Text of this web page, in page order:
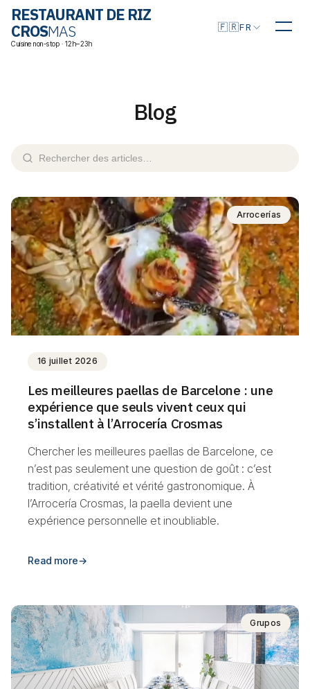
RESTAURANT DE RIZ
CROSMAS
Cuisine non-stop · 12h–23h
Choisir la langue
🇫🇷FR
Blog
Arrocerías
16 juillet 2026
Les meilleures paellas de Barcelone : une
expérience que seuls vivent ceux qui
s’installent à l’Arrocería Crosmas
Chercher les meilleures paellas de Barcelone, ce
n’est pas seulement une question de goût : c’est
tradition, créativité et vérité gastronomique. À
l’Arrocería Crosmas, la paella devient une
expérience personnelle et inoubliable.
Read more→
Grupos